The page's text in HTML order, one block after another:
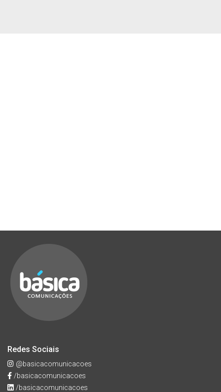
Redes Sociais
@basicacomunicacoes
/basicacomunicacoes
/basicacomunicacoes